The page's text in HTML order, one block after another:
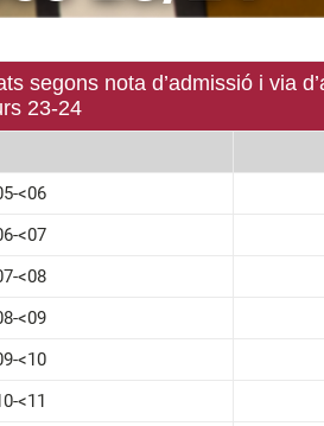
segons nota d’admissió i via
23-24
<06
<07
<08
<09
<10
<11